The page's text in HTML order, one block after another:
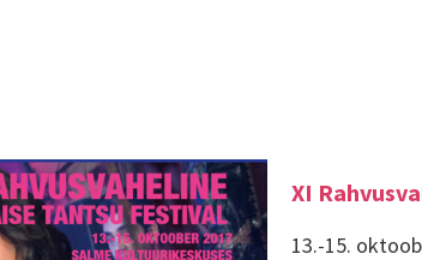
XI
13.-15.